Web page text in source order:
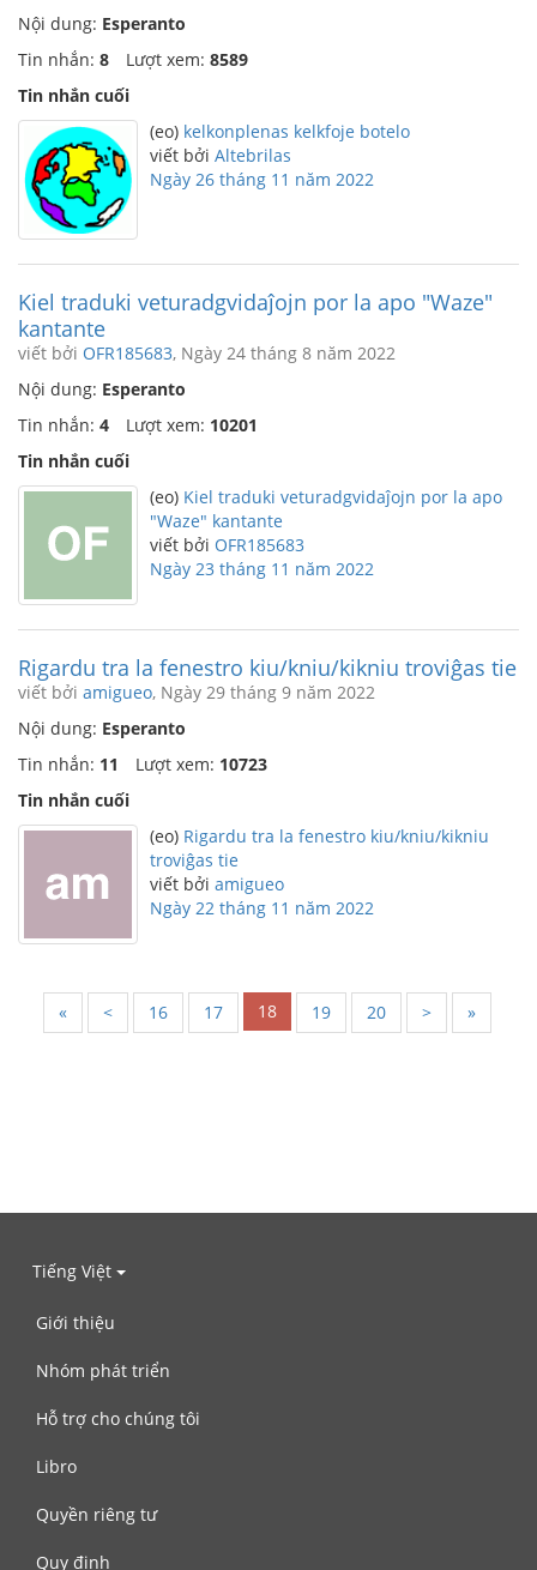
Nội dung: Esperanto
Tin nhắn: 8 Lượt xem: 8589
Tin nhắn cuối
(eo) kelkonplenas kelkfoje botelo
viết bởi Altebrilas
Ngày 26 tháng 11 năm 2022
Kiel traduki veturadgvidaĵojn por la apo "Waze"
kantante
viết bởi OFR185683, Ngày 24 tháng 8 năm 2022
Nội dung: Esperanto
Tin nhắn: 4 Lượt xem: 10201
Tin nhắn cuối
(eo) Kiel traduki veturadgvidaĵojn por la apo
"Waze" kantante
viết bởi OFR185683
Ngày 23 tháng 11 năm 2022
Rigardu tra la fenestro kiu/kniu/kikniu troviĝas tie
viết bởi amigueo, Ngày 29 tháng 9 năm 2022
Nội dung: Esperanto
Tin nhắn: 11 Lượt xem: 10723
Tin nhắn cuối
(eo) Rigardu tra la fenestro kiu/kniu/kikniu
troviĝas tie
viết bởi amigueo
Ngày 22 tháng 11 năm 2022
« < 16 17 18 19 20 > »
Tiếng Việt
Giới thiệu
Nhóm phát triển
Hỗ trợ cho chúng tôi
Libro
Quyền riêng tư
Quy định